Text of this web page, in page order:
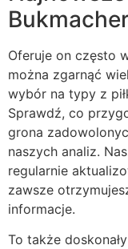
Oferuje on często
można zgarnąć
wybór na typy z
Sprawdź, co
grona
naszych analiz.
regularnie
zawsze
informacje.
To także